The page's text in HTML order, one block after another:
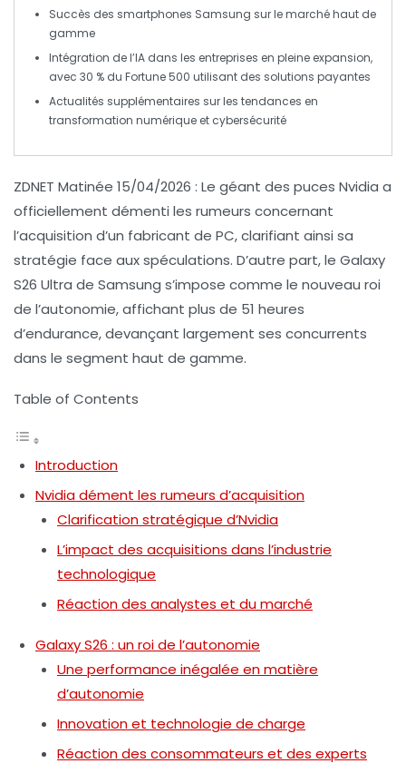
Succès des smartphones Samsung sur le marchéhaut de
gamme
Intégration de l’IA dans les entreprises en pleine expansion,
avec 30 % du Fortune 500 utilisant des solutions payantes
Actualités supplémentaires sur les tendances en
transformation numérique et cybersécurité
ZDNET Matinée 15/04/2026 : Le géant des puces Nvidia a
officiellement démenti les rumeurs concernant
l’acquisition d’un fabricant de PC, clarifiant ainsi sa
stratégie face aux spéculations. D’autre part, le Galaxy
S26 Ultra de Samsung s’impose comme le nouveau roi
de l’autonomie, affichant plus de 51 heures
d’endurance, devançant largement ses concurrents
dans le segment haut de gamme.
Table of Contents
Introduction
Nvidia dément les rumeurs d’acquisition
Clarification stratégique d’Nvidia
L’impact des acquisitions dans l’industrie
technologique
Réaction des analystes et du marché
Galaxy S26 : un roi de l’autonomie
Une performance inégalée en matière
d’autonomie
Innovation et technologie de charge
Réaction des consommateurs et des experts